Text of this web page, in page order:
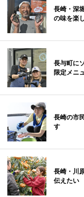
長崎・深
の味を楽
長与町に
限定メニ
長崎の市
す
長崎・川
伝えたい